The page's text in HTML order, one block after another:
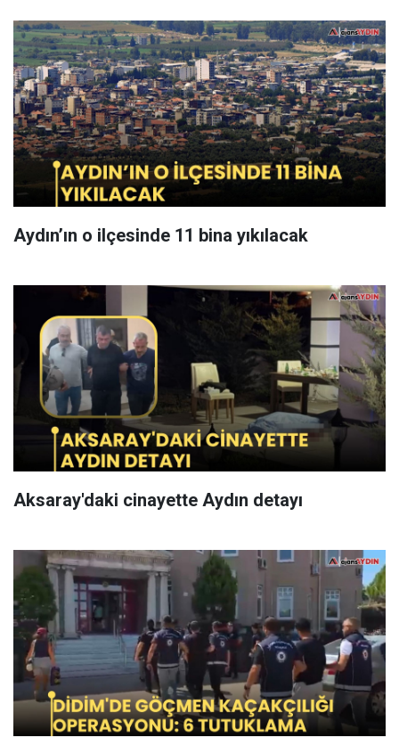
Aydın’ın o ilçesinde 11 bina yıkılacak
Aksaray'daki cinayette Aydın detayı